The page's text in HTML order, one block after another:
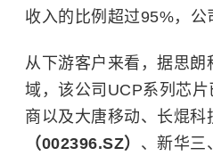
收入的比例超过95%，公
从下游客户来看，据思朗
域，该公司UCP系列芯
商以及大唐移动、长焜科
（002396.SZ） 、新华三